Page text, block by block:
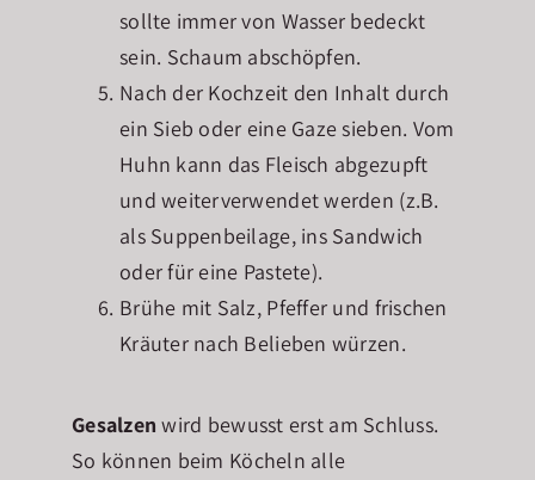
sollte immer von Wasser bedeckt
sein. Schaum abschöpfen.
Nach der Kochzeit den Inhalt durch
ein Sieb oder eine Gaze sieben. Vom
Huhn kann das Fleisch abgezupft
und weiterverwendet werden (z.B.
als Suppenbeilage, ins Sandwich
oder für eine Pastete).
Brühe mit Salz, Pfeffer und frischen
Kräuter nach Belieben würzen.
Gesalzen wird bewusst erst am Schluss.
So können beim Köcheln alle